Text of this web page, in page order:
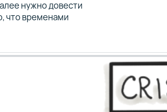
нужно довести
что временами